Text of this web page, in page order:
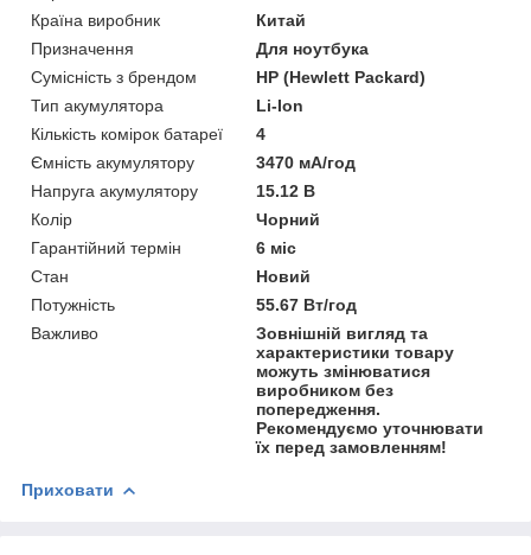
Країна виробник
Китай
Призначення
Для ноутбука
Сумісність з брендом
HP (Hewlett Packard)
Тип акумулятора
Li-Ion
Кількість комірок батареї
4
Ємність акумулятору
3470 мА/год
Напруга акумулятору
15.12 В
Колір
Чорний
Гарантійний термін
6 міс
Стан
Новий
Потужність
55.67 Вт/год
Важливо
Зовнішній вигляд та
характеристики товару
можуть змінюватися
виробником без
попередження.
Рекомендуємо уточнювати
їх перед замовленням!
Приховати